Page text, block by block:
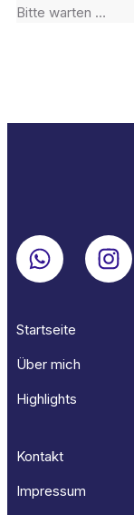
Bitte warten …
Startseite
Über mich
Highlights
Kontakt
Impressum